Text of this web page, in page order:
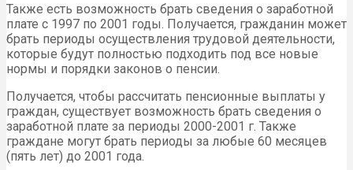
Также есть возможность брать сведения о заработной
плате с 1997 по 2001 годы. Получается, гражданин может
брать периоды осуществления трудовой деятельности,
которые будут полностью подходить под все новые
нормы и порядки законов о пенсии.
Получается, чтобы рассчитать пенсионные выплаты у
граждан, существует возможность брать сведения о
заработной плате за периоды 2000-2001 г. Также
граждане могут брать периоды за любые 60 месяцев
(пять лет) до 2001 года.